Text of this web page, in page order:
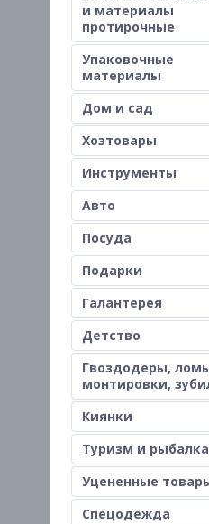
и материалы
протирочные
Упаковочные
материалы
Дом и сад
Хозтовары
Инструменты
Авто
Посуда
Подарки
Галантерея
Детство
Гвоздодеры,
монтировки,
Киянки
Туризм и рыбалка
Уцененные
Спецодежда